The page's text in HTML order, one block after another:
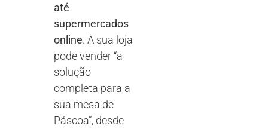
até
supermercados
online. A sua loja
pode vender “a
solução
completa para a
sua mesa de
Páscoa”, desde